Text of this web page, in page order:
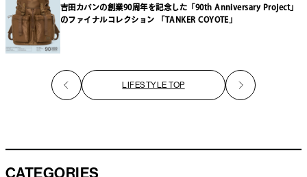
吉田カバンの創業90周年を記念した「90th Anniversary Project」
のファイナルコレクション 「TANKER COYOTE」
LIFESTYLE TOP
CATEGORIES